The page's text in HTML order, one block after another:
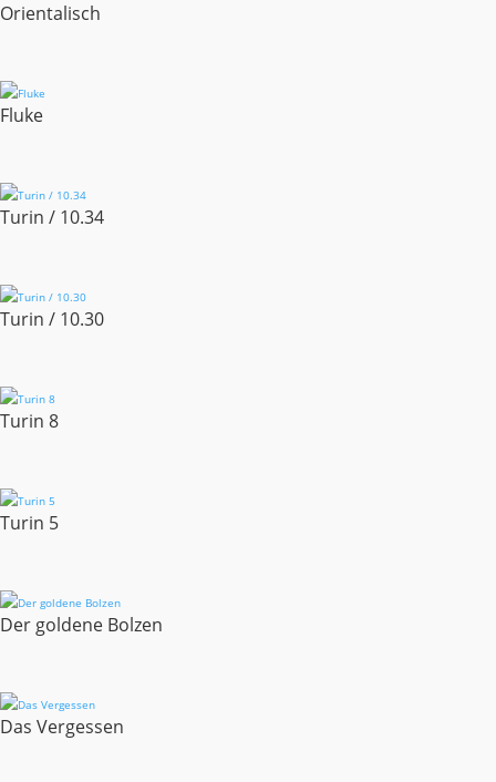
Orientalisch
Fluke
Turin / 10.34
Turin / 10.30
Turin 8
Turin 5
Der goldene Bolzen
Das Vergessen